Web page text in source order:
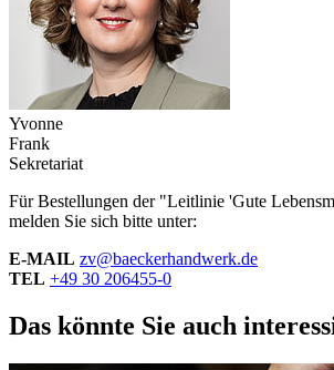
Yvonne
Frank
Sekretariat
Für Bestellungen der "Leitlinie 'Gute
melden Sie sich bitte unter:
E-MAIL zv@baeckerhandwerk.de
TEL +49 30 206455-0
Das könnte Sie auch